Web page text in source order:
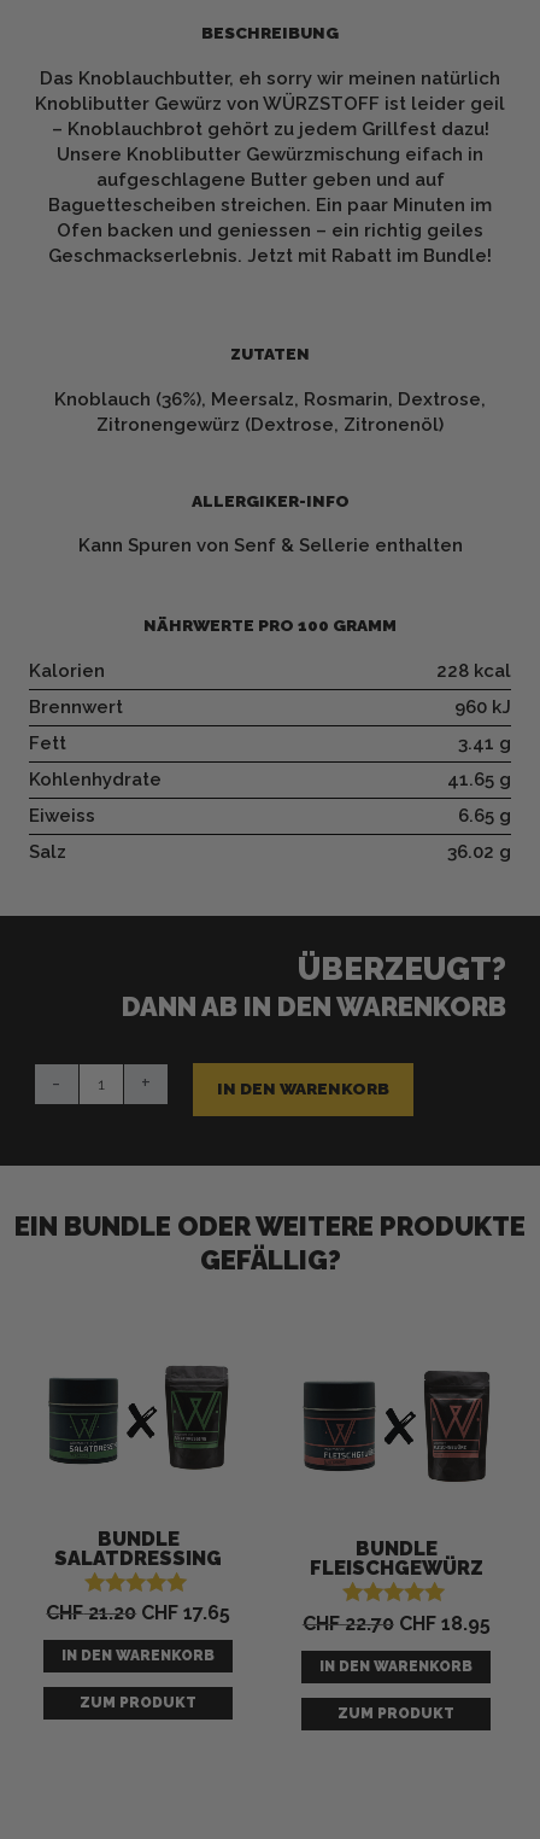
BESCHREIBUNG
Das Knoblauchbutter, eh sorry wir meinen natürlich
Knoblibutter Gewürz von WÜRZSTOFF ist leider geil
– Knoblauchbrot gehört zu jedem Grillfest dazu!
Unsere Knoblibutter Gewürzmischung eifach in
aufgeschlagene Butter geben und auf
Baguettescheiben streichen. Ein paar Minuten im
Ofen backen und geniessen – ein richtig geiles
Geschmackserlebnis. Jetzt mit Rabatt im Bundle!
ZUTATEN
Knoblauch (36%), Meersalz, Rosmarin, Dextrose,
Zitronengewürz (Dextrose, Zitronenöl)
ALLERGIKER-INFO
Kann Spuren von Senf & Sellerie enthalten
NÄHRWERTE PRO 100 GRAMM
Kalorien
Brennwert
Fett
Kohlenhydrate
Eiweiss
Salz
228 kcal
960 kJ
3.41 g
41.65 g
6.65 g
36.02 g
ÜBERZEUGT?
DANN AB IN DEN WARENKORB
-
Knoblibutter
+ IN DEN WARENKORB
EIN BUNDLE ODER WEITERE PRODUKTE
GEFÄLLIG?
BUNDLE
SALATDRESSING
Bewertet mit
von 5
CHF21.20 CHF 17.65
IN DEN WARENKORB
ZUM PRODUKT
BUNDLE
FLEISCHGEWÜRZ
Bewertet mit
von 5
CHF22.70 CHF18.95
IN DEN WARENKORB
ZUM PRODUKT